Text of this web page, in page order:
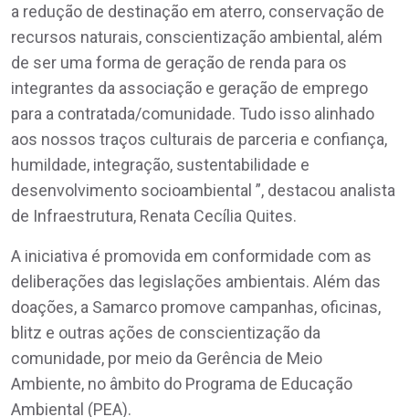
a redução de destinação em aterro, conservação de
recursos naturais, conscientização ambiental, além
de ser uma forma de geração de renda para os
integrantes da associação e geração de emprego
para a contratada/comunidade. Tudo isso alinhado
aos nossos traços culturais de parceria e confiança,
humildade, integração, sustentabilidade e
desenvolvimento socioambiental ”, destacou analista
de Infraestrutura, Renata Cecília Quites.
A iniciativa é promovida em conformidade com as
deliberações das legislações ambientais. Além das
doações, a Samarco promove campanhas, oficinas,
blitz e outras ações de conscientização da
comunidade, por meio da Gerência de Meio
Ambiente, no âmbito do Programa de Educação
Ambiental (PEA).